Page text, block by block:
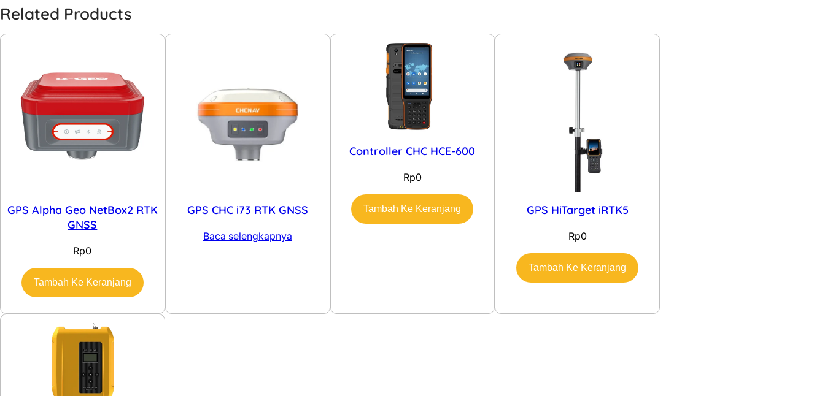
Related Products
GPS Alpha Geo NetBox2 RTK
GNSS
Rp0
Tambah Ke Keranjang
GPS CHC i73 RTK GNSS
Baca selengkapnya
Controller CHC HCE-600
Rp0
Tambah Ke Keranjang GPS HiTarget iRTK5
Rp0
Tambah Ke Keranjang